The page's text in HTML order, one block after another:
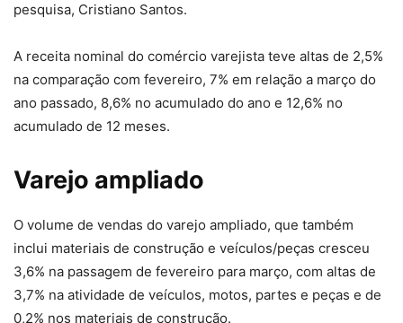
pesquisa, Cristiano Santos.
A receita nominal do comércio varejista teve altas de 2,5%
na comparação com fevereiro, 7% em relação a março do
ano passado, 8,6% no acumulado do ano e 12,6% no
acumulado de 12 meses.
Varejo ampliado
O volume de vendas do varejo ampliado, que também
inclui materiais de construção e veículos/peças cresceu
3,6% na passagem de fevereiro para março, com altas de
3,7% na atividade de veículos, motos, partes e peças e de
0,2% nos materiais de construção.